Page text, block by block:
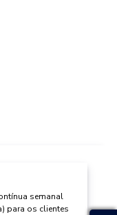
semanal
para os clientes